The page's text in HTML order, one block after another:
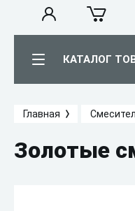
КАТАЛОГ
Главная
Золотые